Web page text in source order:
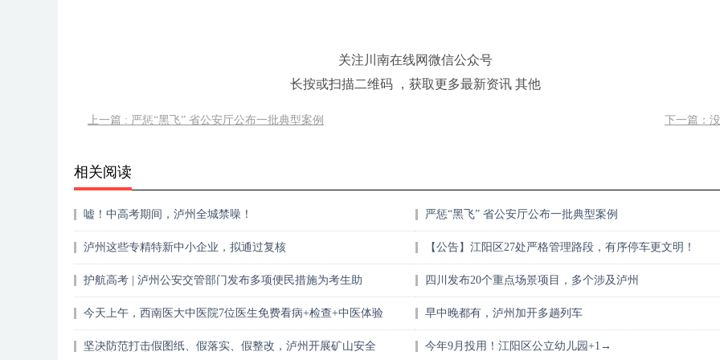
关注川南在线网微信公众号
长按或扫描二维码 ，获取更多最新资讯 其他
上一篇 : 严惩“黑飞” 省公安厅公布一批典型案例 下一篇：
相关阅读
嘘！中高考期间，泸州全城禁噪！ 严惩“黑飞” 省公安厅公布一批典型案例
泸州这些专精特新中小企业，拟通过复核 【公告】江阳区27处严格管理路段，有序停车更文明！
护航高考 | 泸州公安交管部门发布多项便民措施为考生助
四川发布20个重点场景项目，多个涉及泸州
今天上午，西南医大中医院7位医生免费看病+检查+中医体验 早中晚都有，泸州加开多趟列车
坚决防范打击假图纸、假落实、假整改，泸州开展矿山安全
今年9月投用！江阳区公立幼儿园+1→